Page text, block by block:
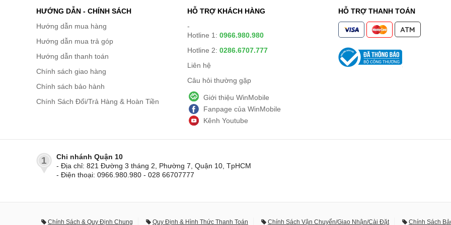
HƯỚNG DẪN - CHÍNH SÁCH
Hướng dẫn mua hàng
Hướng dẫn mua trả góp
Hướng dẫn thanh toán
Chính sách giao hàng
Chính sách bảo hành
Chính Sách Đổi/Trả Hàng & Hoàn Tiền
HỖ TRỢ KHÁCH HÀNG
-
Hotline 1: 0966.980.980
Hotline 2: 0286.6707.777
Liên hệ
Câu hỏi thường gặp
Giới thiệu WinMobile
Fanpage của WinMobile
Kênh Youtube
HỖ TRỢ THANH TOÁN
1
Chi nhánh Quận 10
- Địa chỉ: 821 Đường 3 tháng 2, Phường 7, Quận 10, TpHCM
- Điện thoại: 0966.980.980 - 028 66707777
Chính Sách & Quy Định Chung Quy Định & Hình Thức Thanh Toán Chính Sách Vận Chuyển/Giao Nhận/Cài Đặt Chính Sách